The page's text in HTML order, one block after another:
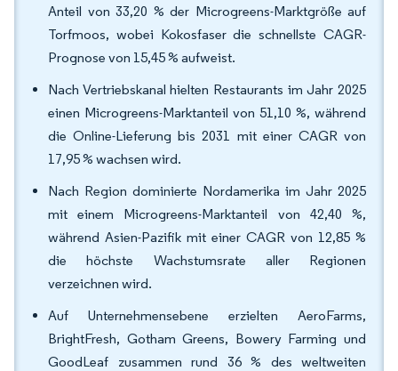
Anteil von 33,20 % der Microgreens-Marktgröße auf
Torfmoos, wobei Kokosfaser die schnellste CAGR-
Prognose von 15,45 % aufweist.
Nach Vertriebskanal hielten Restaurants im Jahr 2025
einen Microgreens-Marktanteil von 51,10 %, während
die Online-Lieferung bis 2031 mit einer CAGR von
17,95 % wachsen wird.
Nach Region dominierte Nordamerika im Jahr 2025
mit einem Microgreens-Marktanteil von 42,40 %,
während Asien-Pazifik mit einer CAGR von 12,85 %
die höchste Wachstumsrate aller Regionen
verzeichnen wird.
Auf Unternehmensebene erzielten AeroFarms,
BrightFresh, Gotham Greens, Bowery Farming und
GoodLeaf zusammen rund 36 % des weltweiten